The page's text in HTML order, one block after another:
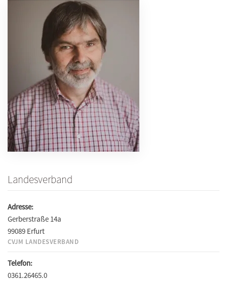
Landesverband
Adresse:
Gerberstraße 14a
99089 Erfurt
CVJM LANDESVERBAND
Telefon:
0361.26465.0